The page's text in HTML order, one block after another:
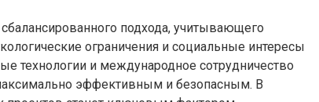
подхода, учитывающего
ограничения и социальные интересы
технологии и международное сотрудничество
эффективным и безопасным. В